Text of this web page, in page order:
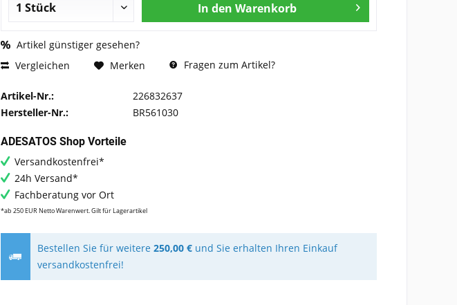
In den Warenkorb
Artikel günstiger gesehen?
Vergleichen
Merken Fragen zum Artikel?
Artikel-Nr.:
226832637
Hersteller-Nr.:
BR561030
ADESATOS Shop Vorteile
Versandkostenfrei*
24h Versand*
Fachberatung vor Ort
*ab 250 EUR Netto Warenwert. Gilt für Lagerartikel
Bestellen Sie für weitere250,00 € und Sie erhalten Ihren Einkauf
versandkostenfrei!